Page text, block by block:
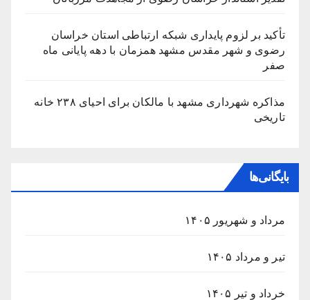
تأکید بر لزوم پایداری شبکه ارتباطی استان خراسان
رضوی و شهر مقدس مشهد همزمان با دهه پایانی ماه
صفر
مذاکره شهرداری مشهد با مالکان برای احیای ۲۳۸ خانه
تاریخی
بایگانی‌ها
مرداد و شهریور ۱۴۰۵
تیر و مرداد ۱۴۰۵
خرداد و تیر ۱۴۰۵